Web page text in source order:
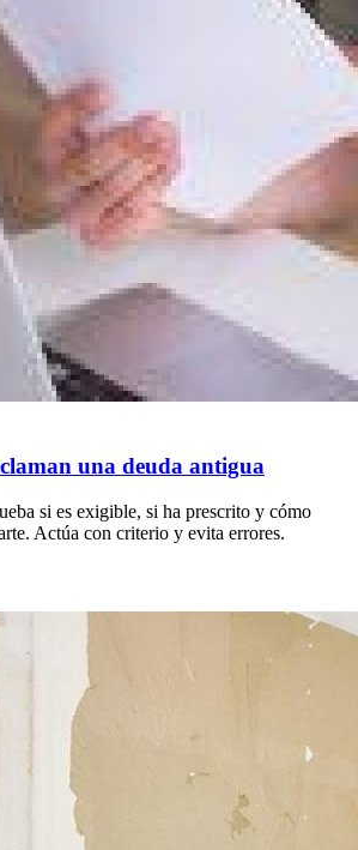
una deuda antigua
si es exigible, si ha prescrito y cómo
Actúa con criterio y evita errores.